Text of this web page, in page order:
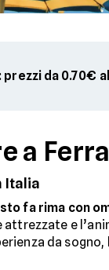
prezzi da 0.70€
a
Italia
fa rima con
attrezzate e
da